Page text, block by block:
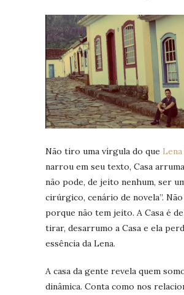
Não tiro uma vírgula do que
narrou em seu texto, Casa
não pode, de jeito nenhum, ser
cirúrgico, cenário de novela”.
porque não tem jeito. A Casa é
tirar, desarrumo a Casa e ela
essência da Lena.
A casa da gente revela quem
dinâmica. Conta como nos